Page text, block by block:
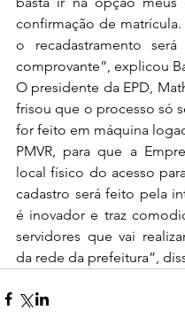
confirmação de matrícula.
o recadastramento
comprovante”, explicou
O presidente da EPD,
frisou que o processo só
for feito em máquina
PMVR, para que a
local físico do acesso
cadastro será feito pela
é inovador e traz
servidores que vai
da rede da prefeitura”,